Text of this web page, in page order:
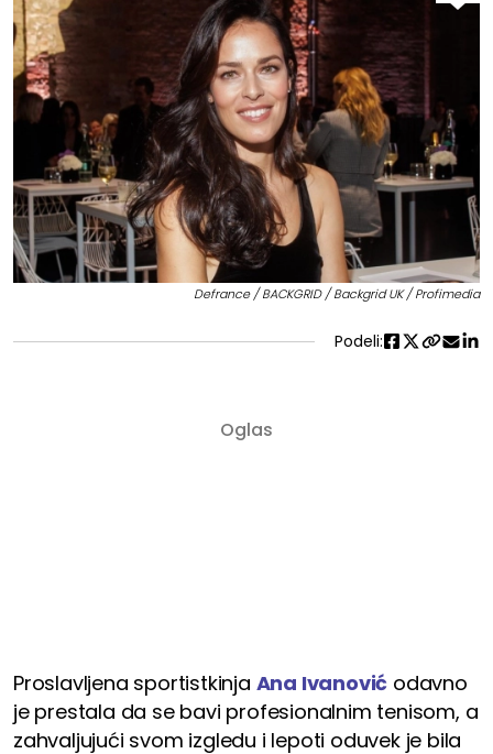
Defrance / BACKGRID / Backgrid UK / Profimedia
Podeli:
Proslavljena sportistkinja Ana Ivanović odavno
je prestala da se bavi profesionalnim tenisom, a
zahvaljujući svom izgledu i lepoti oduvek je bila